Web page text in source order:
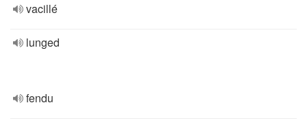
vacillé
lunged
fendu